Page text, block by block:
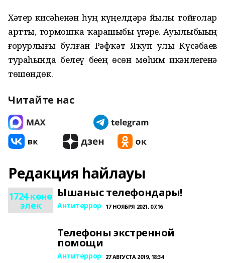
Хәтер кисәһенән һуң күңелдәрҙә йылы тойғолар
артты, тормошҡа ҡарашыбыҙ үҙгәрҙе. Ауылыбыҙҙың
ғорурлығы булған Рәфҡәт Яҡуп улы Күсәбаев
тураһында белеү беҙҙең өсөн мөһим икәнлегенә
төшөндөк.
Читайте нас
Редакция һайлауы
1724 көнө
элек
Ышаныс телефондары!
Антитеррор 17 НОЯБРЯ 2021, 07:16
Телефоны экстренной
помощи
Антитеррор 27 АВГУСТА 2019, 18:34